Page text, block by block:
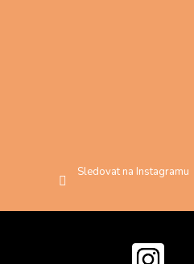
Sledovat na Instagramu